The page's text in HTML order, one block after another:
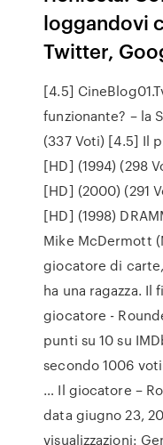
loggandovi
Twitter,
[4.5]
funzionante? – la
(337 Voti) [4.5] Il
[HD] (1994) (298
[HD] (2000) (291
[HD] (1998)
Mike McDermott
giocatore di
ha una ragazza. Il
giocatore -
punti su 10 su
secondo 1006
… Il giocatore –
data giugno 23,
visualizzazioni: